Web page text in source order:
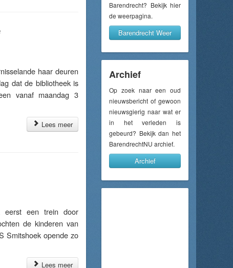
haar deuren
dat de bibliotheek is
vanaf maandag 3
Lees meer
eerst een trein door
de kinderen van
Smitshoek opende zo
Lees meer
Barendrecht? Bekijk hier
de weerpagina.
Barendrecht Weer
Archief
Op zoek naar een oud
nieuwsbericht of gewoon
nieuwsgierig naar wat er
in het verleden is
gebeurd? Bekijk dan het
BarendrechtNU archief.
Archief